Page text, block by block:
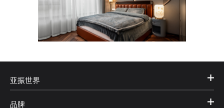
亚振世界
品牌